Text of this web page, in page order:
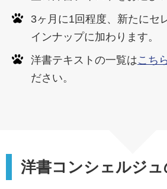
3ヶ月に1回程度、新たにセ
インナップに加わります。
洋書テキストの一覧はこち
ださい。
洋書コンシェルジ